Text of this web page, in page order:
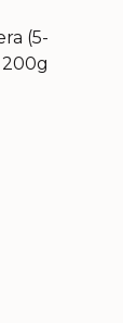
(5-
200g